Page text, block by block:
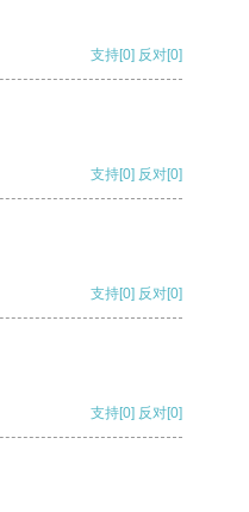
支持[0] 反对[0]
支持[0] 反对[0]
支持[0] 反对[0]
支持[0] 反对[0]